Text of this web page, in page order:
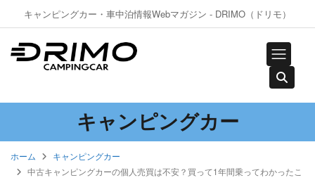
キャンピングカー・車中泊情報Webマガジン - DRIMO（ドリモ）
キャンピングカー
ホーム
キャンピングカー
中古キャンピングカーの個人売買は不安？買って1年間乗ってわかったこ